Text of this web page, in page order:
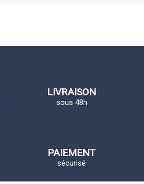
LIVRAISON
sous 48h
PAIEMENT
sécurisé